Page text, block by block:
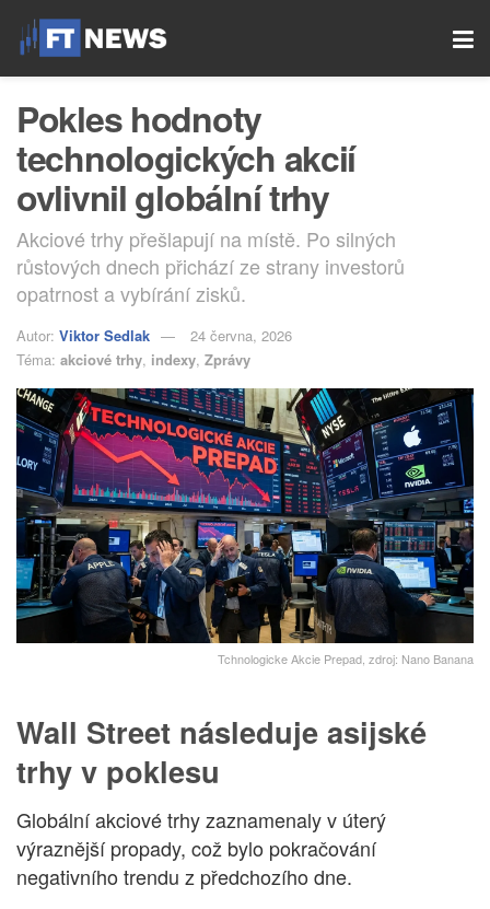
Pokles hodnoty
technologických akcií
ovlivnil globální trhy
Akciové trhy přešlapují na místě. Po silných
růstových dnech přichází ze strany investorů
opatrnost a vybírání zisků.
Autor: Viktor Sedlak
24 června, 2026
Téma: akciové trhy, indexy, Zprávy
Tchnologicke Akcie Prepad, zdroj: Nano Banana
Wall Street následuje asijské
trhy v poklesu
Globální akciové trhy zaznamenaly v úterý
výraznější propady, což bylo pokračování
negativního trendu z předchozího dne.